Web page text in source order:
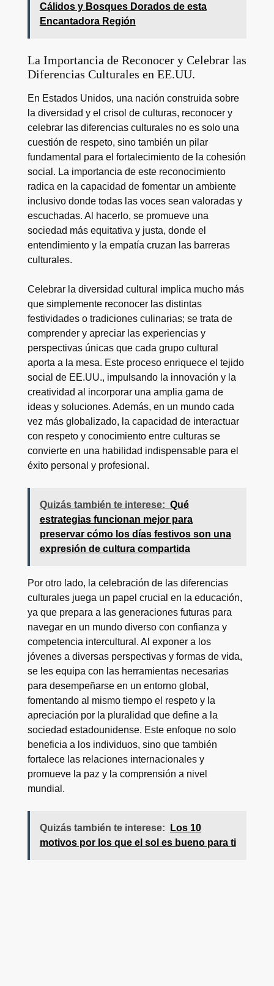
Cálidos y Bosques Dorados de esta
Encantadora Región
La Importancia de Reconocer y Celebrar las
Diferencias Culturales en EE.UU.
En Estados Unidos, una nación construida sobre
la diversidad y el crisol de culturas, reconocer y
celebrar las diferencias culturales no es solo una
cuestión de respeto, sino también un pilar
fundamental para el fortalecimiento de la cohesión
social. La importancia de este reconocimiento
radica en la capacidad de fomentar un ambiente
inclusivo donde todas las voces sean valoradas y
escuchadas. Al hacerlo, se promueve una
sociedad más equitativa y justa, donde el
entendimiento y la empatía cruzan las barreras
culturales.
Celebrar la diversidad cultural implica mucho más
que simplemente reconocer las distintas
festividades o tradiciones culinarias; se trata de
comprender y apreciar las experiencias y
perspectivas únicas que cada grupo cultural
aporta a la mesa. Este proceso enriquece el tejido
social de EE.UU., impulsando la innovación y la
creatividad al incorporar una amplia gama de
ideas y soluciones. Además, en un mundo cada
vez más globalizado, la capacidad de interactuar
con respeto y conocimiento entre culturas se
convierte en una habilidad indispensable para el
éxito personal y profesional.
Quizás también te interese: Qué
estrategias funcionan mejor para
preservar cómo los días festivos son una
expresión de cultura compartida
Por otro lado, la celebración de las diferencias
culturales juega un papel crucial en la educación,
ya que prepara a las generaciones futuras para
navegar en un mundo diverso con confianza y
competencia intercultural. Al exponer a los
jóvenes a diversas perspectivas y formas de vida,
se les equipa con las herramientas necesarias
para desempeñarse en un entorno global,
fomentando al mismo tiempo el respeto y la
apreciación por la pluralidad que define a la
sociedad estadounidense. Este enfoque no solo
beneficia a los individuos, sino que también
fortalece las relaciones internacionales y
promueve la paz y la comprensión a nivel
mundial.
Quizás también te interese:
Los 10
motivos por los que el sol es bueno para ti